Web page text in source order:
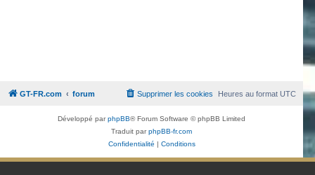
GT-FR.com forum Heures au formatUTC
Supprimer les cookies
Développé parphpBB® Forum Software © phpBB Limited
Traduit parphpBB-fr.com
Confidentialité | Conditions